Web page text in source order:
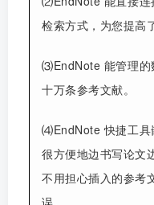
检索方式，为您提高
⑶EndNote 能管理的
十万条参考文献。
⑷EndNote 快捷工具
很方便地边书写论文
不用担心插入的参考
误。